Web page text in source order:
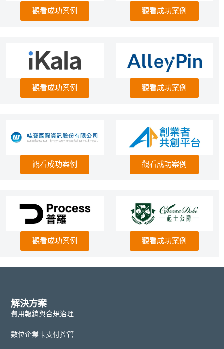
觀看成功案例 觀看成功案例
觀看成功案例 觀看成功案例
觀看成功案例 觀看成功案例
觀看成功案例 觀看成功案例
解決方案
費用報銷與合規治理
數位企業卡支付控管